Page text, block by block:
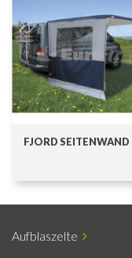
FJORD SEITENWAND
Aufblaszelte